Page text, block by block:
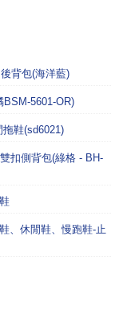
背包(海洋藍)
5601-OR)
鞋(sd6021)
扣側背包(綠格 - BH-
、休閒鞋、慢跑鞋-止